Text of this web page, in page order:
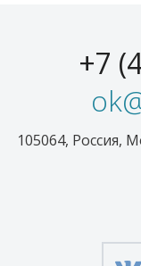
+7
105064, Россия,